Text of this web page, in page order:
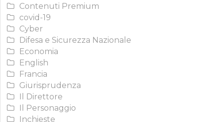
Contenuti Premium
covid-19
Cyber
Difesa e Sicurezza Nazionale
Economia
English
Francia
Giurisprudenza
Il Direttore
Il Personaggio
Inchieste